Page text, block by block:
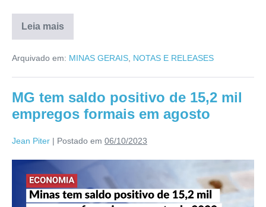
Leia mais
Arquivado em: MINAS GERAIS, NOTAS E RELEASES
MG tem saldo positivo de 15,2 mil
empregos formais em agosto
Jean Piter | Postado em 06/10/2023